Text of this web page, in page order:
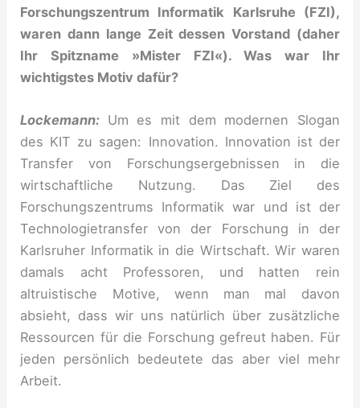
Forschungszentrum Informatik Karlsruhe (FZI),
waren dann lange Zeit dessen Vorstand (daher
Ihr Spitzname »Mister FZI«). Was war Ihr
wichtigstes Motiv dafür?
Lockemann: Um es mit dem modernen Slogan
des KIT zu sagen: Innovation. Innovation ist der
Transfer von Forschungsergebnissen in die
wirtschaftliche Nutzung. Das Ziel des
Forschungszentrums Informatik war und ist der
Technologietransfer von der Forschung in der
Karlsruher Informatik in die Wirtschaft. Wir waren
damals acht Professoren, und hatten rein
altruistische Motive, wenn man mal davon
absieht, dass wir uns natürlich über zusätzliche
Ressourcen für die Forschung gefreut haben. Für
jeden persönlich bedeutete das aber viel mehr
Arbeit.